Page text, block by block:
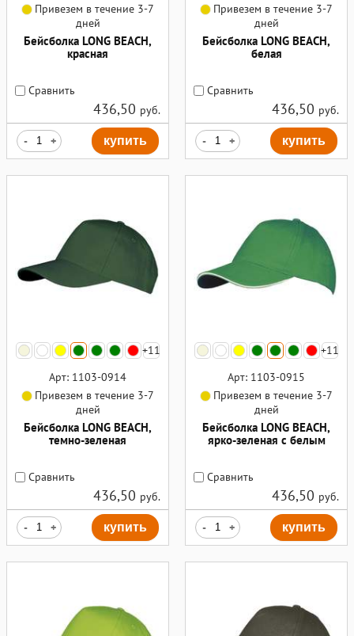
Привезем в течение 3-7
дней
Бейсболка LONG BEACH,
красная
Сравнить
436,50 руб.
- + купить
Привезем в течение 3-7
дней
Бейсболка LONG BEACH,
белая
Сравнить
436,50 руб.
- + купить
+11
Арт: 1103-0914
Привезем в течение 3-7
дней
Бейсболка LONG BEACH,
темно-зеленая
Сравнить
436,50 руб.
- + купить
+11
Арт: 1103-0915
Привезем в течение 3-7
дней
Бейсболка LONG BEACH,
ярко-зеленая с белым
Сравнить
436,50 руб.
- + купить